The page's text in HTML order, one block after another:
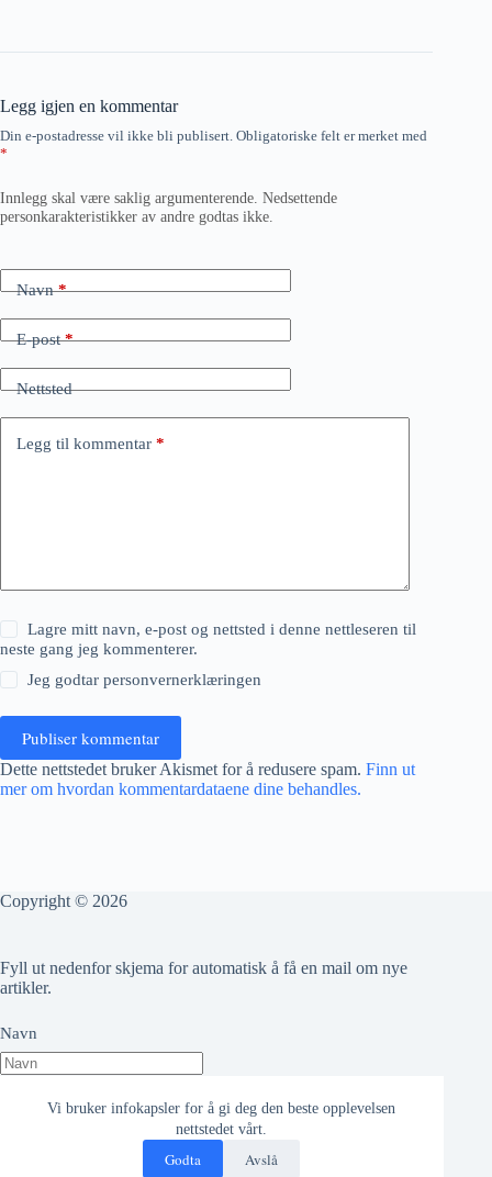
Vi bruker infokapsler for å gi deg den beste opplevelsen
nettstedet vårt.
Godta Avslå
Legg igjen en kommentar
Din e-postadresse vil ikke bli publisert. Obligatoriske felt er merket med
*
Innlegg skal være saklig argumenterende. Nedsettende
personkarakteristikker av andre godtas ikke.
Navn*
E-post*
Nettsted
Legg til kommentar *
Lagre mitt navn, e-post og nettsted i denne nettleseren til
neste gang jeg kommenterer.
Jeg godtarpersonvernerklæringen
Publiser kommentar
Dette nettstedet bruker Akismet for å redusere spam. Finn ut
mer om hvordan kommentardataene dine behandles.
Copyright © 2026
Fyll ut nedenfor skjema for automatisk å få en mail om nye
artikler.
Navn